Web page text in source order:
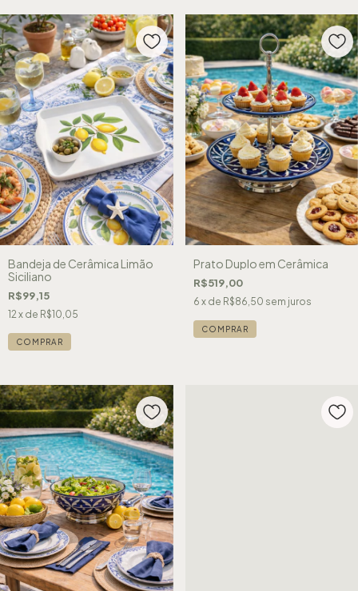
Bandeja de Cerâmica Limão
Siciliano
R$99,15
12 x de R$10,05
Prato Duplo em Cerâmica
R$519,00
6 x de R$86,50 sem juros